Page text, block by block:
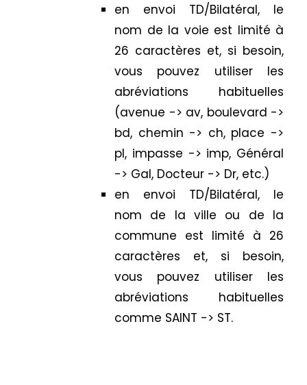
en envoi TD/Bilatéral, le
nom de la voie est limité à
26 caractères et, si besoin,
vous pouvez utiliser les
abréviations habituelles
(avenue -> av, boulevard ->
bd, chemin -> ch, place ->
pl, impasse -> imp, Général
-> Gal, Docteur -> Dr, etc.)
en envoi TD/Bilatéral, le
nom de la ville ou de la
commune est limité à 26
caractères et, si besoin,
vous pouvez utiliser les
abréviations habituelles
comme SAINT -> ST.